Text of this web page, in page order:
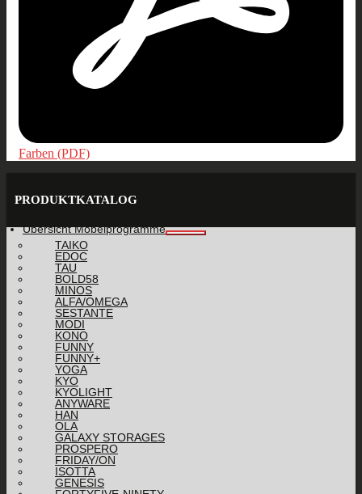
Farben (PDF)
PRODUKTKATALOG
Übersicht Möbelprogramme
TAIKO
EDOC
TAU
BOLD58
MINOS
ALFA/OMEGA
SESTANTE
MODI
KONO
FUNNY
FUNNY+
YOGA
KYO
KYOLIGHT
ANYWARE
HAN
OLA
GALAXY STORAGES
PROSPERO
FRIDAY/ON
ISOTTA
GENESIS